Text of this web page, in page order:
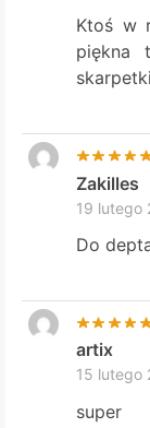
Ktoś w
piękna
Zakilles
19 lutego
Do
artix
15 lutego
super